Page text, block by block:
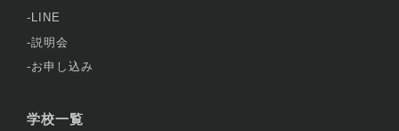
LINE
説明会
お申し込み
学校一覧